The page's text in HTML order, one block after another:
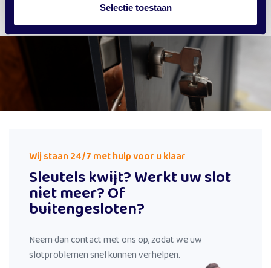
Selectie toestaan
Wij staan 24/7 met hulp voor u klaar
Sleutels kwijt? Werkt uw slot
niet meer? Of
buitengesloten?
Neem dan contact met ons op, zodat we uw
slotproblemen snel kunnen verhelpen.